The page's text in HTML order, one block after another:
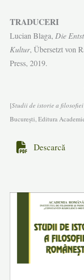
TRADUCERI
Lucian Blaga, Die
Kultur, Übersetzt von
Press, 2019.
[Studii de istorie a
Bucureşti, Editura
Descarcă